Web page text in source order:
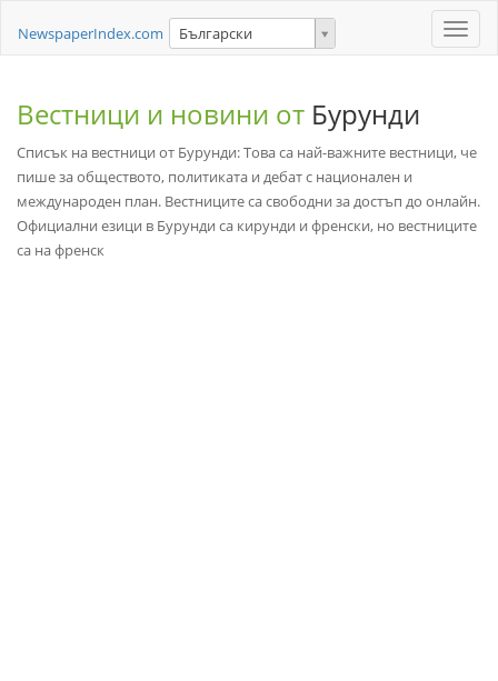
Toggle
NewspaperIndex.com Български
Вестници и новини от Бурунди
Списък на вестници от Бурунди: Това са най-важните вестници, че
пише за обществото, политиката и дебат с национален и
международен план. Вестниците са свободни за достъп до онлайн.
Официални езици в Бурунди са кирунди и френски, но вестниците
са на френск